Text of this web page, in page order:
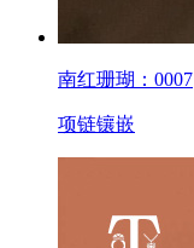
南红珊瑚：0007
项链镶嵌